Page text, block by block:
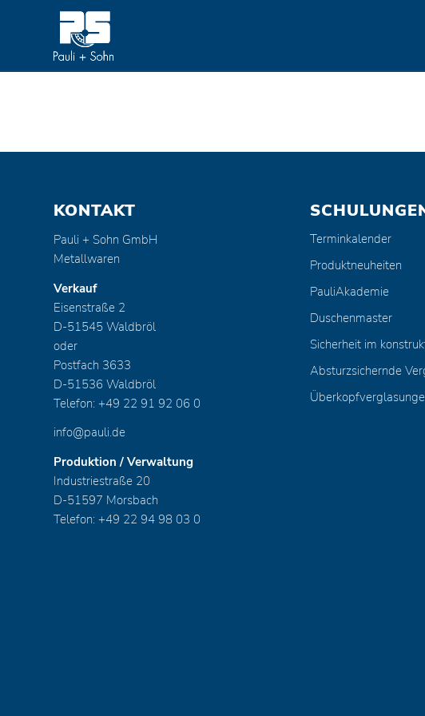
KONTAKT
Pauli + Sohn GmbH
Metallwaren
Verkauf
Eisenstraße 2
D-51545 Waldbröl
oder
Postfach 3633
D-51536 Waldbröl
Telefon: +49 22 91 92 06 0
info@pauli.de
Produktion / Verwaltung
Industriestraße 20
D-51597 Morsbach
Telefon: +49 22 94 98 03 0
Terminkalender
Produktneuheiten
PauliAkademie
Duschenmaster
Sicherheit im
Absturzsichernde